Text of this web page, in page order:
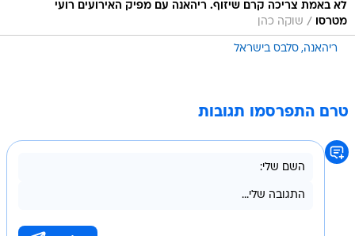
לא באמת צריכה קרם שיזוף. ריהאנה עם מפיק האירועים רועי
מטרסו
/ שוקה כהן
ריהאנה סלבס בישראל
טרם התפרסמו תגובות